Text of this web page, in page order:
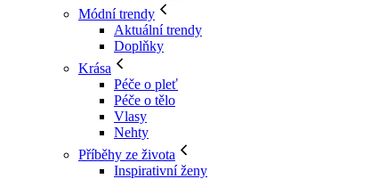
Módní trendy
Aktuální trendy
Doplňky
Krása
Péče o pleť
Péče o tělo
Vlasy
Nehty
Příběhy ze života
Inspirativní ženy